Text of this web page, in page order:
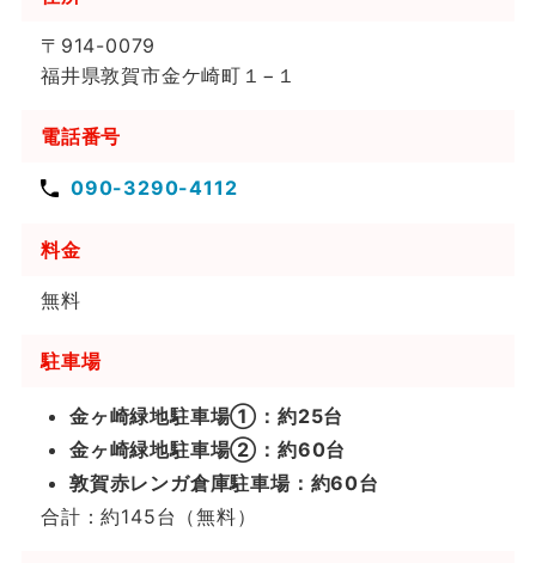
〒914-0079
福井県敦賀市金ケ崎町１−１
電話番号
090-3290-4112
料金
無料
駐車場
金ヶ崎緑地駐車場①：約25台
金ヶ崎緑地駐車場②：約60台
敦賀赤レンガ倉庫駐車場：約60台
合計：約145台（無料）